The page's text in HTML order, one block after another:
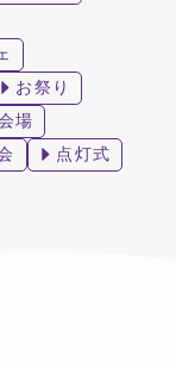
お祭り
場
点灯式